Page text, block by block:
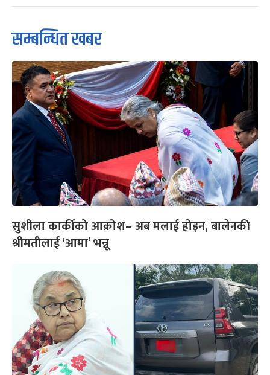
सम्बन्धित खबर
सुशीला कार्कीको आक्रोश– अब मलाई होइन, बालेनकी
श्रीमतीलाई ‘आमा’ भन्नू